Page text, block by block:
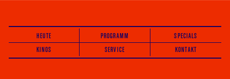
HEUTE PROGRAMM
SPECIALS
KINOS
SERVICE KONTAKT